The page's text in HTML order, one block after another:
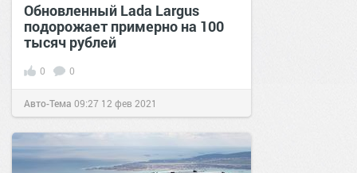
Обновленный Lada Largus
подорожает примерно на 100
тысяч рублей
0 0
Авто-Тема 09:27 12 фев 2021